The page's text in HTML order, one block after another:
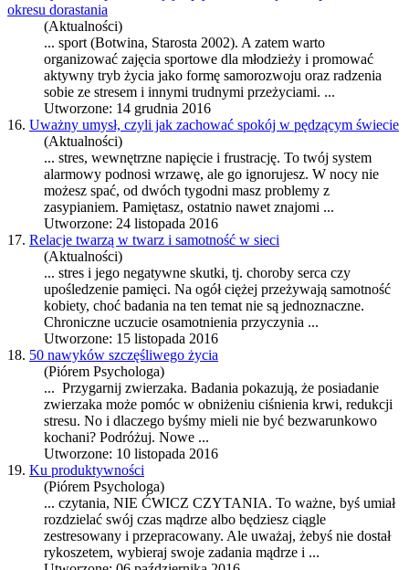
okresu dorastania
(Aktualności)
... sport (Botwina, Starosta 2002). A zatem warto
organizować zajęcia sportowe dla młodzieży i promować
aktywny tryb życia jako formę samorozwoju oraz radzenia
sobie ze stresem i innymi trudnymi przeżyciami. ...
Utworzone: 14 grudnia 2016
16. Uważny umysł, czyli jak zachować spokój w pędzącym świecie
(Aktualności)
... stres, wewnętrzne napięcie i frustrację. To twój system
alarmowy podnosi wrzawę, ale go ignorujesz. W nocy nie
możesz spać, od dwóch tygodni masz problemy z
zasypianiem. Pamiętasz, ostatnio nawet znajomi ...
Utworzone: 24 listopada 2016
17. Relacje twarzą w twarz i samotność w sieci
(Aktualności)
... stres i jego negatywne skutki, tj. choroby serca czy
upośledzenie pamięci. Na ogół ciężej przeżywają samotność
kobiety, choć badania na ten temat nie są jednoznaczne.
Chroniczne uczucie osamotnienia przyczynia ...
Utworzone: 15 listopada 2016
18. 50 nawyków szczęśliwego życia
(Piórem Psychologa)
... Przygarnij zwierzaka. Badania pokazują, że posiadanie
zwierzaka może pomóc w obniżeniu ciśnienia krwi, redukcji
stresu. No i dlaczego byśmy mieli nie być bezwarunkowo
kochani? Podróżuj. Nowe ...
Utworzone: 10 listopada 2016
19. Ku produktywności
(Piórem Psychologa)
... czytania, NIE ĆWICZ CZYTANIA. To ważne, byś umiał
rozdzielać swój czas mądrze albo będziesz ciągle
zestresowany i przepracowany. Ale uważaj, żebyś nie dostał
rykoszetem, wybieraj swoje zadania mądrze i ...